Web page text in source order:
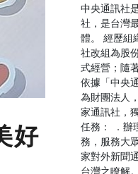
好
中央通訊社
社，是台灣
體。 經歷組
社改組為股
式經營；隨
依據「中央
為財團法人
家通訊社，
任務： ．辦
務，服務大
家對外新聞
台灣之瞭解